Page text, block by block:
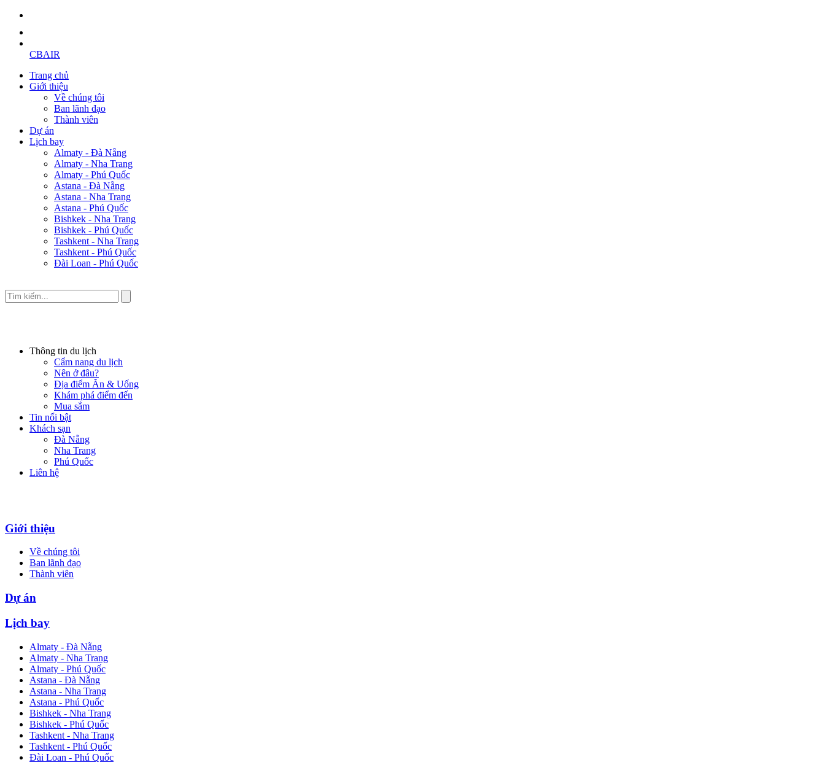
CBAIR
Trang chủ
Giới thiệu
Về chúng tôi
Ban lãnh đạo
Thành viên
Dự án
Lịch bay
Almaty - Đà Nẵng
Almaty - Nha Trang
Almaty - Phú Quốc
Astana - Đà Nẵng
Astana - Nha Trang
Astana - Phú Quốc
Bishkek - Nha Trang
Bishkek - Phú Quốc
Tashkent - Nha Trang
Tashkent - Phú Quốc
Đài Loan - Phú Quốc
Thông tin du lịch
Cẩm nang du lịch
Nên ở đâu?
Địa điểm Ăn & Uống
Khám phá điểm đến
Mua sắm
Tin nổi bật
Khách sạn
Đà Nẵng
Nha Trang
Phú Quốc
Liên hệ
Giới thiệu
Về chúng tôi
Ban lãnh đạo
Thành viên
Dự án
Lịch bay
Almaty - Đà Nẵng
Almaty - Nha Trang
Almaty - Phú Quốc
Astana - Đà Nẵng
Astana - Nha Trang
Astana - Phú Quốc
Bishkek - Nha Trang
Bishkek - Phú Quốc
Tashkent - Nha Trang
Tashkent - Phú Quốc
Đài Loan - Phú Quốc